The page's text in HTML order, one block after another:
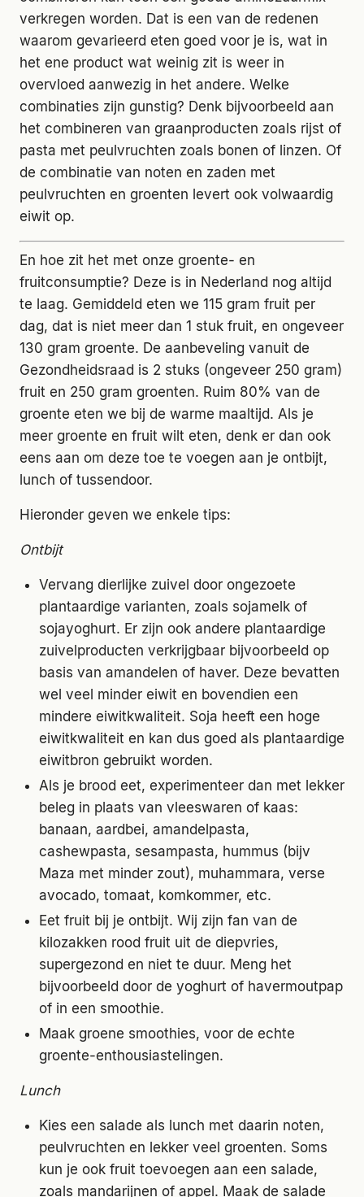
verkregen worden. Dat is een van de redenen
waarom gevarieerd eten goed voor je is, wat in
het ene product wat weinig zit is weer in
overvloed aanwezig in het andere. Welke
combinaties zijn gunstig? Denk bijvoorbeeld aan
het combineren van graanproducten zoals rijst of
pasta met peulvruchten zoals bonen of linzen. Of
de combinatie van noten en zaden met
peulvruchten en groenten levert ook volwaardig
eiwit op.
En hoe zit het met onze groente- en
fruitconsumptie? Deze is in Nederland nog altijd
te laag. Gemiddeld eten we 115 gram fruit per
dag, dat is niet meer dan 1 stuk fruit, en ongeveer
130 gram groente. De aanbeveling vanuit de
Gezondheidsraad is 2 stuks (ongeveer 250 gram)
fruit en 250 gram groenten. Ruim 80% van de
groente eten we bij de warme maaltijd. Als je
meer groente en fruit wilt eten, denk er dan ook
eens aan om deze toe te voegen aan je ontbijt,
lunch of tussendoor.
Hieronder geven we enkele tips:
Ontbijt
Vervang dierlijke zuivel door ongezoete
plantaardige varianten, zoals sojamelk of
sojayoghurt. Er zijn ook andere plantaardige
zuivelproducten verkrijgbaar bijvoorbeeld op
basis van amandelen of haver. Deze bevatten
wel veel minder eiwit en bovendien een
mindere eiwitkwaliteit. Soja heeft een hoge
eiwitkwaliteit en kan dus goed als plantaardige
eiwitbron gebruikt worden.
Als je brood eet, experimenteer dan met lekker
beleg in plaats van vleeswaren of kaas:
banaan, aardbei, amandelpasta,
cashewpasta, sesampasta, hummus (bijv
Maza met minder zout), muhammara, verse
avocado, tomaat, komkommer, etc.
Eet fruit bij je ontbijt. Wij zijn fan van de
kilozakken rood fruit uit de diepvries,
supergezond en niet te duur. Meng het
bijvoorbeeld door de yoghurt of havermoutpap
of in een smoothie.
Maak groene smoothies, voor de echte
groente-enthousiastelingen.
Lunch
Kies een salade als lunch met daarin noten,
peulvruchten en lekker veel groenten. Soms
kun je ook fruit toevoegen aan een salade,
zoals mandarijnen of appel. Maak de salade